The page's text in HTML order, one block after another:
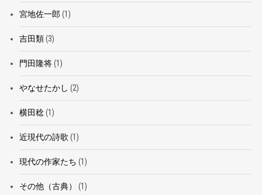
宮地佐一郎 (1)
吉田類(3)
門田隆将(1)
やなせたかし (2)
横田稔(1)
近現代の詩歌 (1)
現代の作家たち (1)
その他（古典） (1)